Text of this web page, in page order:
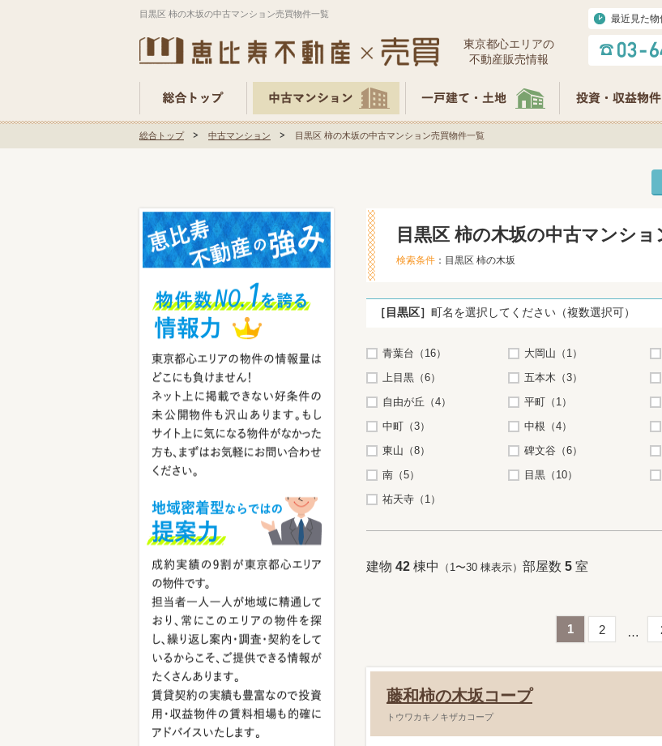
目黒区 柿の木坂の中古マンション売買物件一覧
東京都⼼エリアの
不動産販売情報
最近見た物
総合トップ 中古マンション 目黒区 柿の木坂の中古マンション売買物件一覧
目黒区 柿の木坂の中古マンシ
検索条件 ：目黒区 柿の木坂
［目黒区］ 町名を選択してください（複数選択可）
青葉台（16） 大岡山（1）
上目黒（6）
五本木（3）
自由が丘（4）
平町（1）
中町（3）
中根（4）
東山（8）
碑文谷（6）
南（5）
目黒（10）
祐天寺（1）
建物 42 棟中 （1〜30 棟表示） 部屋数 5 室
1 2
藤和柿の木坂コープ
トウワカキノキザカコープ